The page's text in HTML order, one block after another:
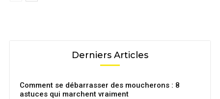
Derniers Articles
Comment se débarrasser des moucherons : 8
astuces qui marchent vraiment